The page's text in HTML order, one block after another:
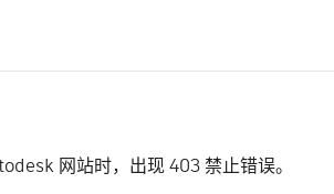
网站时，出现 403 禁止错误。